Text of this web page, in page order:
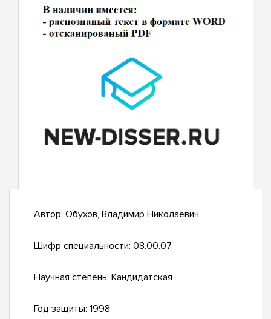
Автор: Обухов, Владимир Николаевич
Шифр специальности: 08.00.07
Научная степень: Кандидатская
Год защиты: 1998